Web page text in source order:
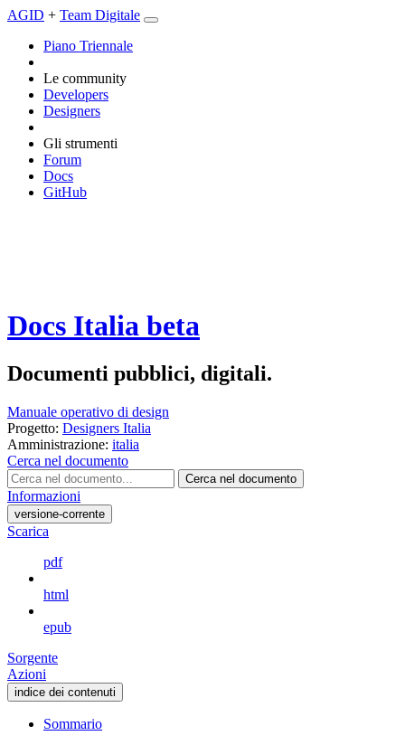
AGID + Team Digitale
Piano Triennale
Le community
Developers
Designers
Gli strumenti
Forum
Docs
GitHub
Docs Italia beta
Documenti pubblici, digitali.
Manuale operativo di design
Progetto: Designers Italia
Amministrazione: italia
Cerca nel documento
Cerca nel documento
Informazioni
versione-corrente
Scarica
pdf
html
epub
Sorgente
Azioni
indice dei contenuti
Sommario